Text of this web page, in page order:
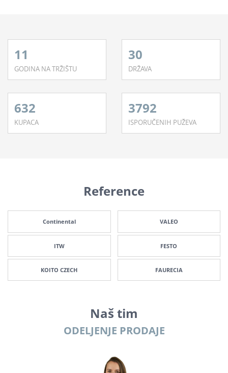
11
GODINA NA TRŽIŠTU
30
DRŽAVA
632
KUPACA
3792
ISPORUČENIH PUŽEVA
Reference
Continental
ITW
KOITO CZECH
VALEO
FESTO
FAURECIA
Naš tim
ODELJENJE PRODAJE